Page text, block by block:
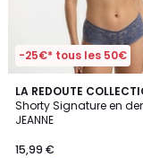
-25€* tous les 50€
LA REDOUTE
Shorty Signature en
JEANNE
15,99 €
4,5
/ 5
2
Couleurs